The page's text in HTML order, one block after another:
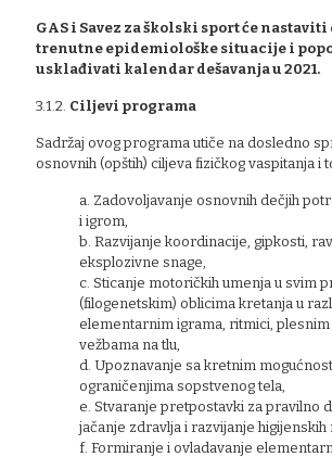
GAS i Savez za školski sport će nastaviti
trenutne epidemiološke situacije i
usklađivati kalendar dešavanja u 2021.
3.1.2. Ciljevi programa
Sadržaj ovog programa utiče na dosledno
osnovnih (opštih) ciljeva fizičkog vaspitanja i
a. Zadovoljavanje osnovnih dečjih
i igrom,
b. Razvijanje koordinacije, gipkosti,
eksplozivne snage,
c. Sticanje motoričkih umenja u svim
(filogenetskim) oblicima kretanja u
elementarnim igrama, ritmici, plesnim
vežbama na tlu,
d. Upoznavanje sa kretnim
ograničenjima sopstvenog tela,
e. Stvaranje pretpostavki za pravilno
jačanje zdravlja i razvijanje higijenskih
f. Formiranje i ovladavanje